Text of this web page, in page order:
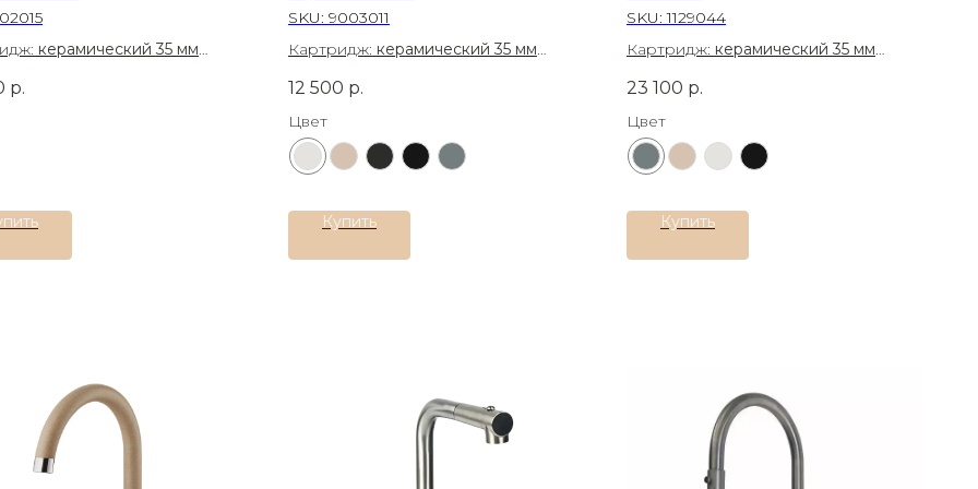
керамический 35 мм
р.
SKU: 9003011
Картридж: керамический 35 мм
304
12 500 р.
Цвет
Купить
SKU:1129044
Картридж: керамический 35 мм
23 100 р.
Цвет
Купить